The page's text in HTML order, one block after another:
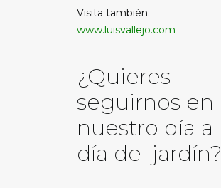
Visita también:
www.luisvallejo.com
¿Quieres
seguirnos en
nuestro día a
día del jardín?